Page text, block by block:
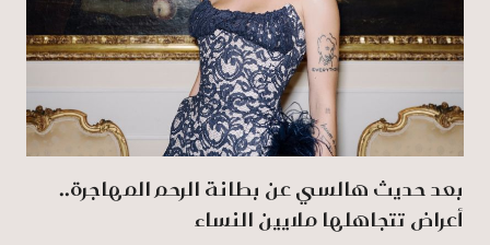
بعد حديث هالسي عن بطانة الرحم المهاجرة..
أعراض تتجاهلها ملايين النساء